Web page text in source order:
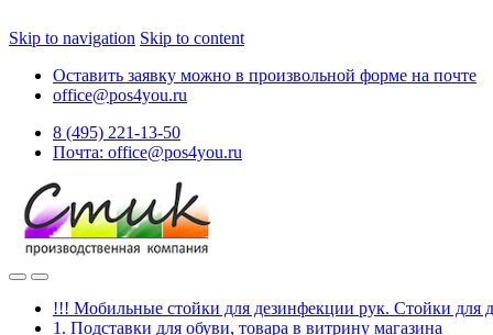
Skip to navigation Skip to content
Оставить заявку можно в произвольной форме на почте
office@pos4you.ru
8 (495) 221-13-50
Почта: office@pos4you.ru
!!! Мобильные стойки для дезинфекции рук. Стойки для
1. Подставки для обуви, товара в витрину магазина